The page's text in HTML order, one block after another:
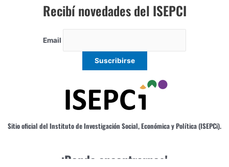
Recibí novedades del ISEPCI
Email
Sitio oficial del Instituto de Investigación Social, Económica y Política (ISEPCi).
¡Donde encontrarnos!